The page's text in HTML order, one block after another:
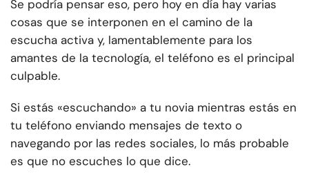
Se podría pensar eso, pero hoy en día hay varias
cosas que se interponen en el camino de la
escucha activa y, lamentablemente para los
amantes de la tecnología, el teléfono es el principal
culpable.
Si estás «escuchando» a tu novia mientras estás en
tu teléfono enviando mensajes de texto o
navegando por las redes sociales, lo más probable
es que no escuches lo que dice.